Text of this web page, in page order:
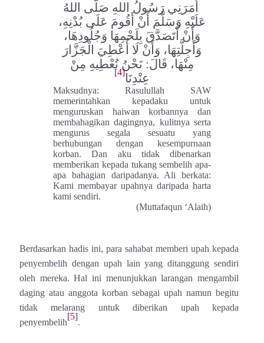
أَمَرَنِي رَسُولُ اللهِ صَلَّى اللهُ
عَلَيْهِ وَسَلَّمَ أَنْ أَقُومَ عَلَى بُدْنِهِ،
وَأَنْ أَتَصَدَّقَ بِلَحْمِهَا وَجُلُودِهَا،
وَأَجِلَّتِهَا، ‌وَأَنْ ‌لَا ‌أُعْطِيَ ‌الْجَزَّارَ
مِنْهَا، قَالَ: نَحْنُ نُعْطِيهِ مِنْ
عِنْدِنَا[4]
Maksudnya: Rasulullah SAW
memerintahkan kepadaku untuk
menguruskan haiwan korbannya dan
membahagikan dagingnya, kulitnya serta
mengurus segala sesuatu yang
berhubungan dengan kesempurnaan
korban. Dan aku tidak dibenarkan
memberikan kepada tukang sembelih apa-
apa bahagian daripadanya. Ali berkata:
Kami membayar upahnya daripada harta
kami sendiri.
(Muttafaqun ‘Alaih)
Berdasarkan hadis ini, para sahabat memberi upah kepada
penyembelih dengan upah lain yang ditanggung sendiri
oleh mereka. Hal ini menunjukkan larangan mengambil
daging atau anggota korban sebagai upah namun begitu
tidak melarang untuk diberikan upah kepada
penyembelih
[5]
.